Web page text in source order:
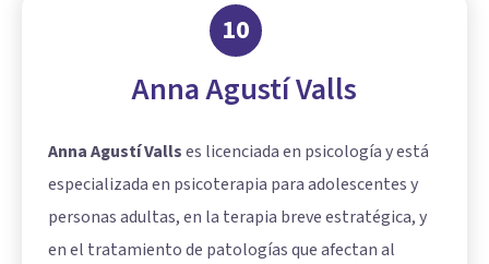
10
Anna Agustí Valls
Anna Agustí Vallses licenciada en psicología y está
especializada en psicoterapia para adolescentes y
personas adultas, en la terapia breve estratégica, y
en el tratamiento de patologías que afectan al